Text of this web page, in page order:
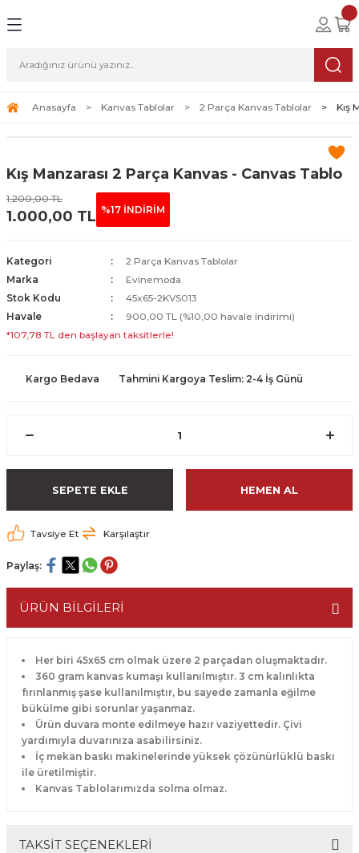
Tablolar
Tablolar
Tablolar
Sanat
Anasayfa Kanvas Tablolar 2 Parça Kanvas Tablolar Kış
Kış Manzarası 2 Parça Kanvas - Canvas Tablo
1.200,00 TL
1.000,00 TL %17 İNDİRİM
Kategori
2 Parça Kanvas Tablolar
Marka
Evinemoda
Stok Kodu
45x65-2KVS013
Havale
900,00 TL (%10,00 havale indirimi)
*107,78 TL den başlayan taksitlerle!
Kargo Bedava Tahmini Kargoya Teslim: 2-4 İş Günü
SEPETE EKLE HEMEN AL
Tavsiye Et Karşılaştır
Paylaş:
ÜRÜN BİLGİLERİ
Her biri 45x65 cm olmak üzere 2 parçadan oluşmaktadır.
360 gram kanvas kumaşı kullanılmıştır. 3 cm kalınlıkta
fırınlanmış şase kullanılmıştır, bu sayede zamanla eğilme
bükülme gibi sorunlar yaşanmaz.
Ürün duvara monte edilmeye hazır vaziyettedir. Çivi
yardımıyla duvarınıza asabilirsiniz.
İç mekan baskı makinelerinde yüksek çözünürlüklü baskı
ile üretilmiştir.
Kanvas Tablolarımızda solma olmaz.
TAKSİT SEÇENEKLERİ